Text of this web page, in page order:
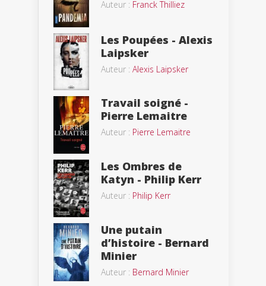
Auteur : Franck Thilliez
Les Poupées - Alexis
Laipsker
Auteur : Alexis Laipsker
Travail soigné -
Pierre Lemaitre
Auteur : Pierre Lemaitre
Les Ombres de
Katyn - Philip Kerr
Auteur : Philip Kerr
Une putain
d’histoire - Bernard
Minier
Auteur : Bernard Minier